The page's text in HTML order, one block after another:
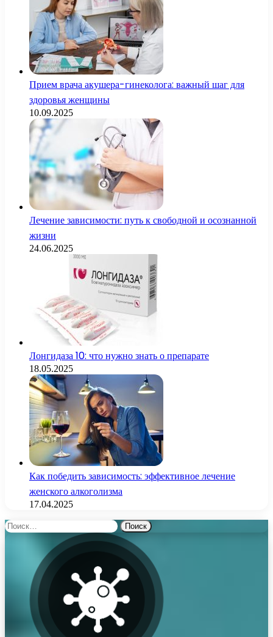
Прием врача акушера-гинеколога: важный шаг для
здоровья женщины
10.09.2025
Лечение зависимости: путь к свободной и осознанной
жизни
24.06.2025
Лонгидаза 10: что нужно знать о препарате
18.05.2025
Как победить зависимость: эффективное лечение
женского алкоголизма
17.04.2025
Найти: